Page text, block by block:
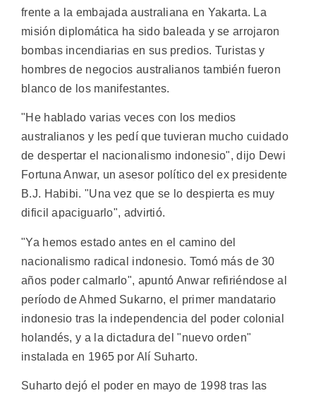
frente a la embajada australiana en Yakarta. La
misión diplomática ha sido baleada y se arrojaron
bombas incendiarias en sus predios. Turistas y
hombres de negocios australianos también fueron
blanco de los manifestantes.
"He hablado varias veces con los medios
australianos y les pedí que tuvieran mucho cuidado
de despertar el nacionalismo indonesio", dijo Dewi
Fortuna Anwar, un asesor político del ex presidente
B.J. Habibi. "Una vez que se lo despierta es muy
dificil apaciguarlo", advirtió.
"Ya hemos estado antes en el camino del
nacionalismo radical indonesio. Tomó más de 30
años poder calmarlo", apuntó Anwar refiriéndose al
período de Ahmed Sukarno, el primer mandatario
indonesio tras la independencia del poder colonial
holandés, y a la dictadura del "nuevo orden"
instalada en 1965 por Alí Suharto.
Suharto dejó el poder en mayo de 1998 tras las